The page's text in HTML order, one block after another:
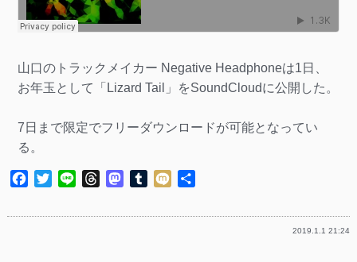
山口のトラックメイカー Negative Headphoneは1日、
お年玉として「Lizard Tail」をSoundCloudに公開した。
7日まで限定でフリーダウンロードが可能となってい
る。
Facebook
TwitterLine ThreadsMastodon
Tumblr
Mixi
2019.1.1 21:24